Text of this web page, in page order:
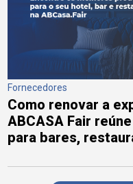
Fornecedores
Como renovar a
ABCASA Fair
para bares,